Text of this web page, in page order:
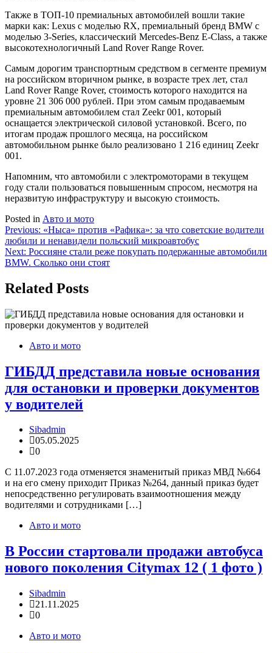
Также в ТОП-10 премиальных автомобилей вошли такие
марки как: Lexus с моделью RX, премиальный бренд BMW с
моделью 3-Series, классический Mercedes-Benz E-Class, а также
высокотехнологичный Land Rover Range Rover.
Самым дорогим транспортным средством в сегменте премиум
на российском вторичном рынке, в возрасте трех лет, стал
Land Rover Range Rover, стоимость которого находится на
уровне 21 306 000 рублей. При этом самым продаваемым
премиальным автомобилем стал Zeekr 001, который
оснащается электрической силовой установкой. Всего, по
итогам продаж прошлого месяца, на российском
автомобильном рынке было реализовано 1 216 единиц Zeekr
001.
Напомним, что автомобили с электромоторами в текущем
году стали пользоваться повышенным спросом, несмотря на
неразвитую инфраструктуру и высокую стоимость.
Posted in Авто и мото
Навигация
по
записям
Previous: «Ныса» против «Рафика»: за что советские водители
любили и ненавидели польский микроавтобус
Next: Россияне стали реже покупать подержанные автомобили
BMW. Сколько они стоят
Related Posts
Авто и мото
ГИБДД представила новые основания
для остановки и проверки документов
у водителей
Sibadmin
05.05.2025
0
С 11.07.2023 года отменяется знаменитый приказ МВД №664
и на его смену приходит Приказ №264, данный приказ будет
непосредственно регулировать взаимоотношения между
водителями и сотрудниками […]
Авто и мото
В России стартовали продажи автобуса
нового поколения Citymax 12 ( 1 фото )
Sibadmin
21.11.2025
0
Авто и мото